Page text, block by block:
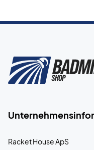
Racket House ApS